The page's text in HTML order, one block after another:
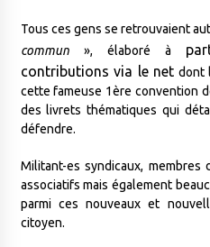
Tous ces gens se retrouvaient
commun», élaboré à
contributions via le net dont
cette fameuse 1ère convention
des livrets thématiques qui
défendre.
Militant-es syndicaux,
associatifs mais également
parmi ces nouveaux et
citoyen.